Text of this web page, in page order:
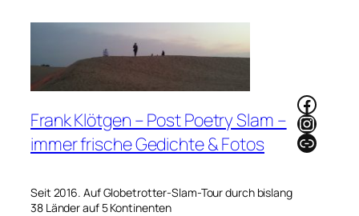
Frank Klötgen – Post Poetry Slam –
immer frische Gedichte & Fotos
Seit 2016. Auf Globetrotter-Slam-Tour durch bislang
38 Länder auf 5 Kontinenten
Link